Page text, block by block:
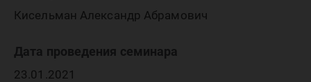
Кисельман Александр Абрамович
Дата проведения семинара
23.01.2021